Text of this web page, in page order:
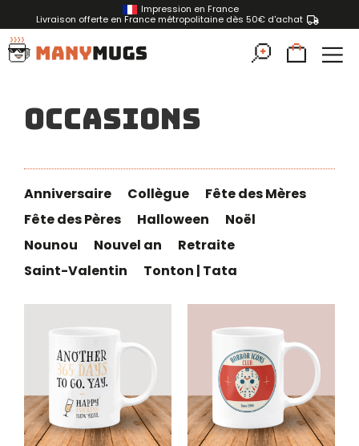
Impression en France
Livraison offerte en France métropolitaine dès 50€ d'achat
Occasions
Anniversaire Collègue
Fête des Mères
Fête des Pères
Halloween
Noël
Nounou
Nouvel an
Retraite
Saint-Valentin
Tonton | Tata